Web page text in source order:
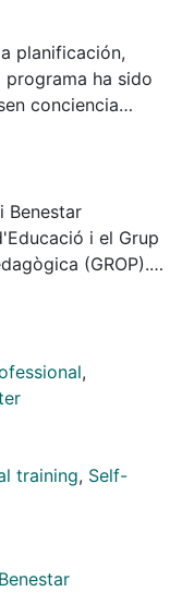
planificación,
ha sido
conciencia
que sienten en su
llevar a cabo
esto, trabajar la
autoestima, para
de éxito.
un programa
teóricamente y
objetivamente son
personal y
Benestar
i el Grup
(GROP).
2018, Tutora: Laia
,
training, Self-